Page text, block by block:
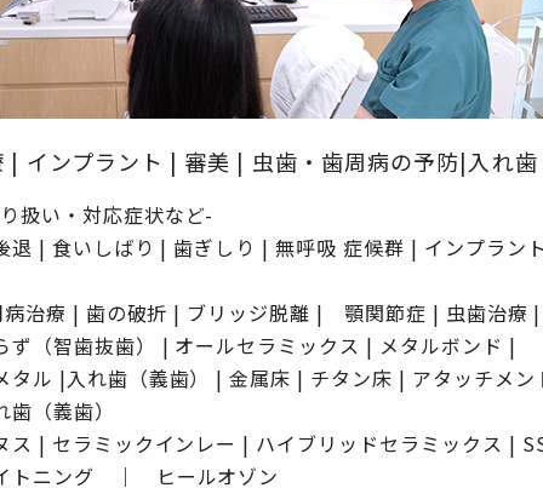
| インプラント | 審美 | 虫歯・歯周病の予防|入れ
扱い・対応症状など-
退 | 食いしばり | 歯ぎしり | 無呼吸 症候群 | インプラン
治療 | 歯の破折 | ブリッジ脱離 | 顎関節症 | 虫歯治療 |
ず（智歯抜歯） | オールセラミックス | メタルボンド |
タル |入れ歯（義歯） | 金属床 | チタン床 | アタッチメン
歯（義歯）
ス | セラミックインレー | ハイブリッドセラミックス |
トニング ｜ ヒールオゾン